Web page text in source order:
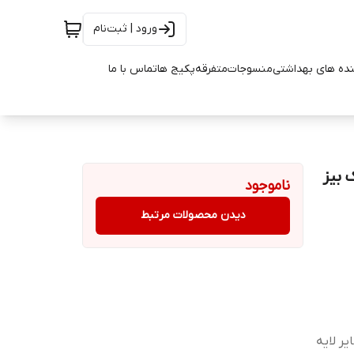
ورود | ثبت‌نام
های بهداشتیمنسوجاتمتفرقهپکیج هاتماس با ما
کوچک بیز
لایه
ناموجود
دیدن محصولات مرتبط